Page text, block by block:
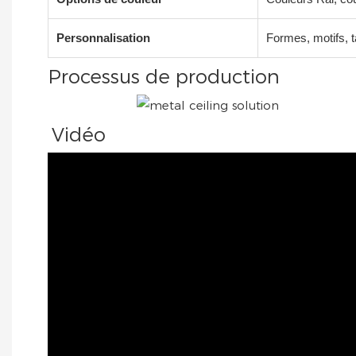
Personnalisation Formes, motifs,
Processus de production
Vidéo